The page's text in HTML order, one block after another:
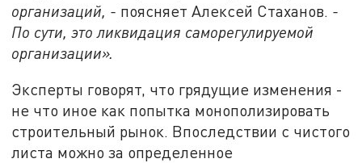
организаций, - поясняет Алексей Стаханов. -
По сути, это ликвидация саморегулируемой
организации».
Эксперты говорят, что грядущие изменения -
не что иное как попытка монополизировать
строительный рынок. Впоследствии с чистого
листа можно за определенное